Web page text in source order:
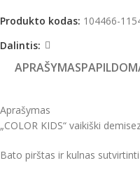
Produkto kodas: 104466-
Dalintis:
APRAŠYMAS
Aprašymas
„COLOR KIDS“ vaikiški
Bato pirštas ir kulnas